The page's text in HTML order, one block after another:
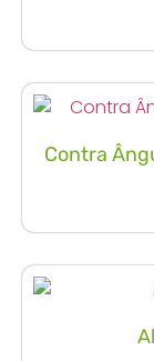
Contra